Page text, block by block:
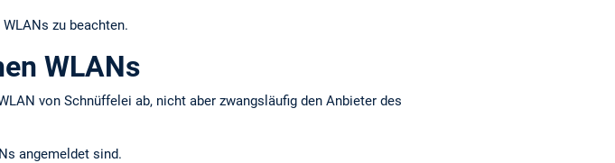
zu beachten.
WLANs
von Schnüffelei ab, nicht aber zwangsläufig den Anbieter des
angemeldet sind.